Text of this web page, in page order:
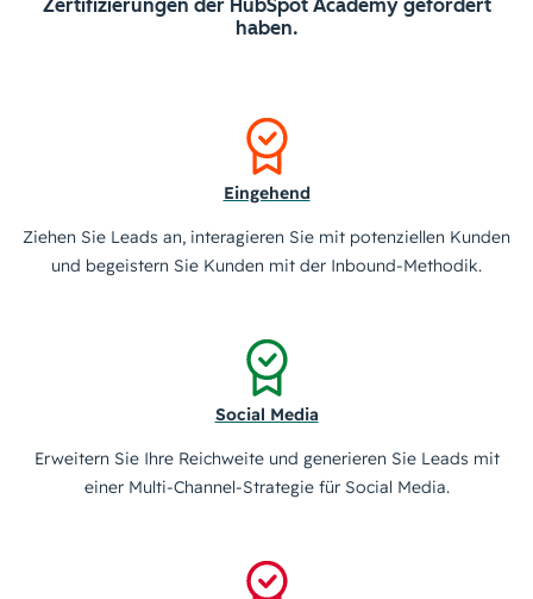
Zertifizierungen der HubSpot Academy gefördert
haben.
Eingehend
Ziehen Sie Leads an, interagieren Sie mit potenziellen Kunden
und begeistern Sie Kunden mit der Inbound-Methodik.
Social Media
Erweitern Sie Ihre Reichweite und generieren Sie Leads mit
einer Multi-Channel-Strategie für Social Media.